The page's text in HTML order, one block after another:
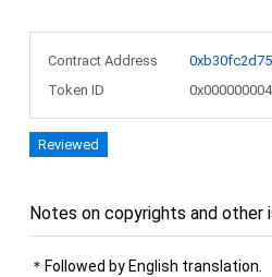
Enjoy a new experiential value by
precious original illustration that
market.
Contract Address
Token ID
Reviewed
Notes on copyrights and other
＊Followed by English translation.